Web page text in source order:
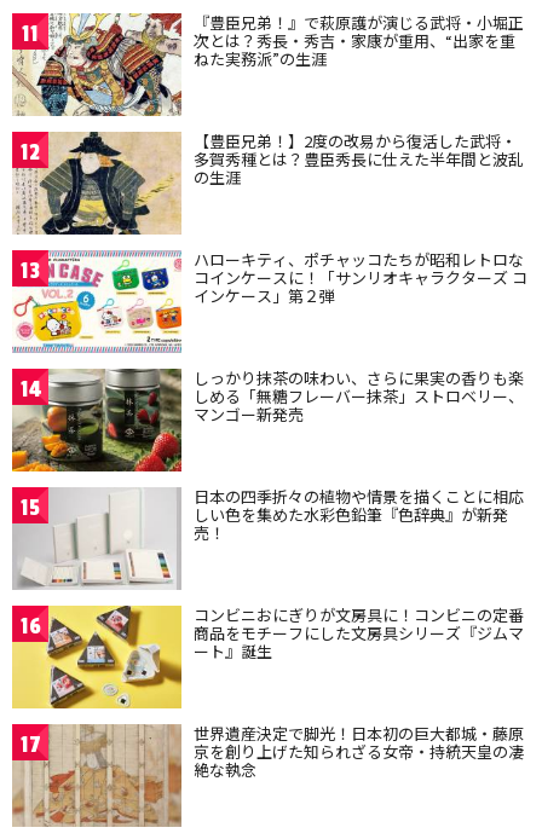
11 『豊臣兄弟！』で萩原護が演じる武将・小堀正
次とは？秀長・秀吉・家康が重用、“出家を重
ねた実務派”の生涯
12 【豊臣兄弟！】2度の改易から復活した武将・
多賀秀種とは？豊臣秀長に仕えた半年間と波乱
の生涯
13 ハローキティ、ポチャッコたちが昭和レトロな
コインケースに！「サンリオキャラクターズ コ
インケース」第２弾
14 しっかり抹茶の味わい、さらに果実の香りも楽
しめる「無糖フレーバー抹茶」ストロベリー、
マンゴー新発売
15 日本の四季折々の植物や情景を描くことに相応
しい色を集めた水彩色鉛筆『色辞典』が新発
売！
16 コンビニおにぎりが文房具に！コンビニの定番
商品をモチーフにした文房具シリーズ『ジムマ
ート』誕生
17 世界遺産決定で脚光！日本初の巨大都城・藤原
京を創り上げた知られざる女帝・持統天皇の凄
絶な執念